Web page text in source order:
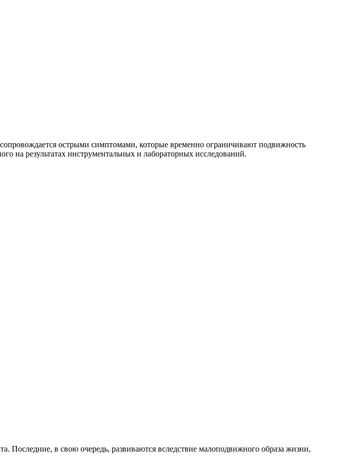
острыми симптомами, которые временно ограничивают подвижность
на результатах инструментальных и лабораторных исследований.
Последние, в свою очередь, развиваются вследствие малоподвижного образа жизни,